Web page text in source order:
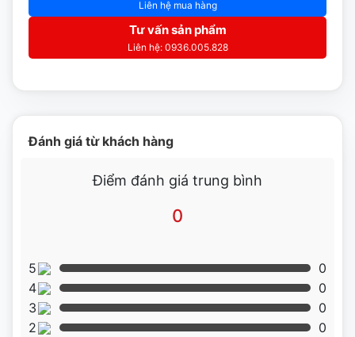
Liên hệ mua hàng
Tư vấn sản phẩm
Liên hệ: 0936.005.828
Đánh giá từ khách hàng
Điểm đánh giá trung bình
0
5
0
4
0
3
0
2
0